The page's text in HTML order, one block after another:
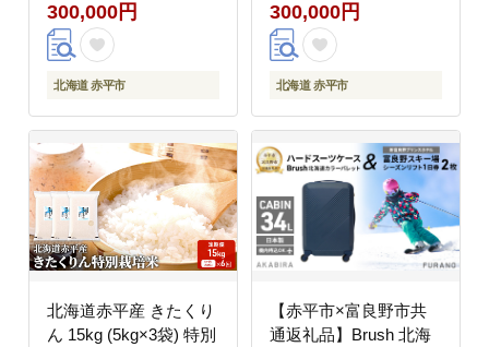
人が心を込めて手作り
なめしの革 いたがき
300,000円
北海道 赤平市
300,000円
北海道 赤平市
北海道赤平産 きたくり
ん 15kg (5kg×3袋) 特別
【赤平市×富良野市共
通返礼品】Brush 北海